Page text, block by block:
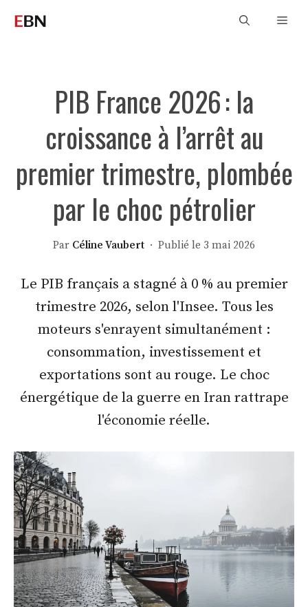
PIB France 2026 : la
croissance à l’arrêt au
premier trimestre, plombée
par le choc pétrolier
Par Céline Vaubert · Publié le 3 mai 2026
Le PIB français a stagné à 0 % au premier
trimestre 2026, selon l'Insee. Tous les
moteurs s'enrayent simultanément :
consommation, investissement et
exportations sont au rouge. Le choc
énergétique de la guerre en Iran rattrape
l'économie réelle.